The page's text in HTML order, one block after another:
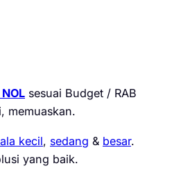
sesuai Budget / RAB
memuaskan.
kecil, sedang & besar.
yang baik.